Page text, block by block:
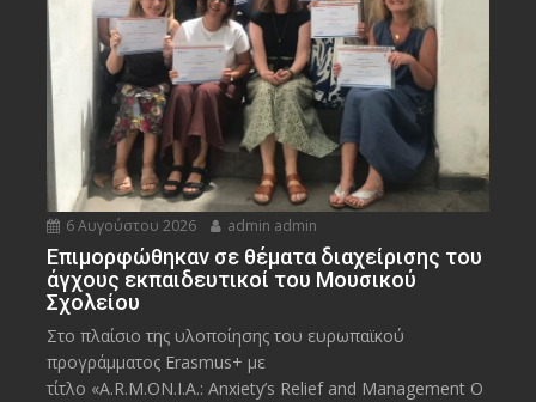
6 Αυγούστου 2026 admin admin
Eπιμορφώθηκαν σε θέματα διαχείρισης του
άγχους εκπαιδευτικοί του Μουσικού
Σχολείου
Στο πλαίσιο της υλοποίησης του ευρωπαϊκού
προγράμματος Erasmus+ με
τίτλο «A.R.M.ON.I.A.: Anxiety’s Relief and Management O